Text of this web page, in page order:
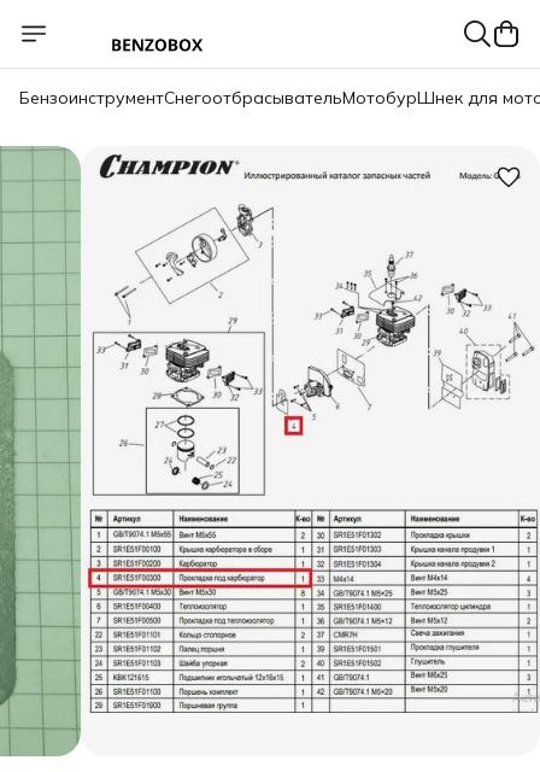
БензоинструментСнегоотбрасывательМотобурШнек для